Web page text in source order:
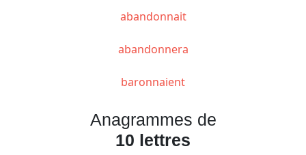
abandonnait
abandonnera
baronnaient
Anagrammes de
10 lettres